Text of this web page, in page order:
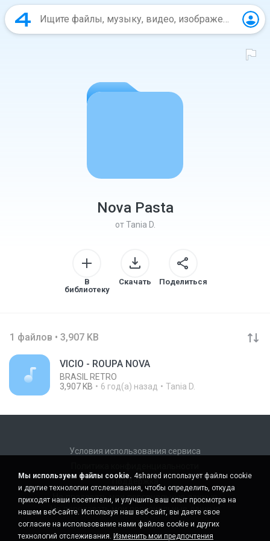
Nova Pasta
от Tania D.
В
библиотеку
Скачать Поделиться
1 файлов • 3,907 KB
VICIO - ROUPA NOVA
BRASIL RETRO
3,907 KB
6 год(а) назад Tania D.
Условия использования сервиса
Поддержка
Не продавать мои персональные данные
Не передавать мои персональные данные
Мы используем файлы cookie. 4shared использует файлы cookie
и другие технологии отслеживания, чтобы определить, откуда
приходят наши посетители, и улучшить ваш опыт просмотра на
нашем веб-сайте. Используя наш веб-сайт, вы даете свое
согласие на использование нами файлов cookie и других
технологий отслеживания. Изменить мои предпочтения